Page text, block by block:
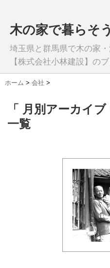
木の家で暮らそう
埼玉県と群馬県で木の家
【株式会社小林建設】の
ホーム > 会社 >
「 月別アーカイブ
一覧